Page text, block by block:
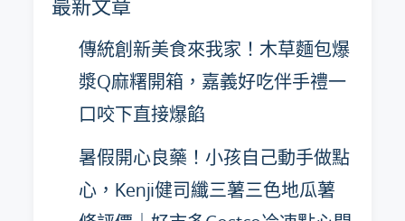
整
最新文章
傳統創新美食來我家！木草麵包爆
漿Q麻糬開箱，嘉義好吃伴手禮一
口咬下直接爆餡
暑假開心良藥！小孩自己動手做點
心，Kenji健司纖三薯三色地瓜薯